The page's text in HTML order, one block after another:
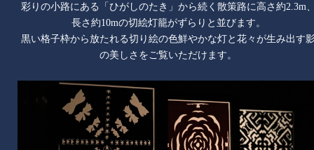
彩りの小路にある「ひがしのたき」から続く散策路に高さ約2.3m
⾧さ約10mの切絵灯籠がずらりと並びます。
黒い格子枠から放たれる切り絵の色鮮やかな灯と花々が生み出す
の美しさをご覧いただけます。